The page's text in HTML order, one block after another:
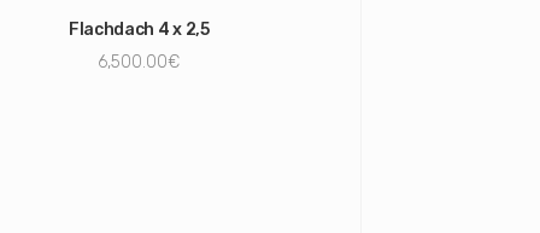
Flachdach 4 x 2,5
6,500.00€